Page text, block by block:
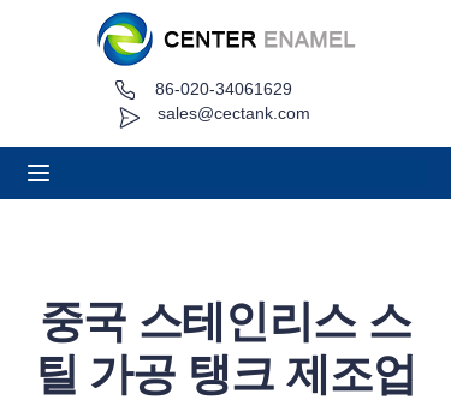
sales@cectank.com
86-020-34061629
중국 스테인리스 스
틸 가공 탱크 제조업
에 대한
프로젝트 사례